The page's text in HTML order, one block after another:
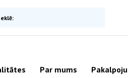
Par mums